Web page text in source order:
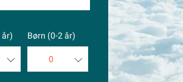
år) Børn (0-2 år)
0